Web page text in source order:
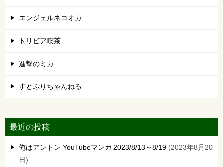
エンジェルネコオカ
トリビア喫茶
進撃のミカ
すとぷりちゃんねる
最近の投稿
俺はアントン YouTubeマンガ 2023/8/13～8/19 2023年8月20
日